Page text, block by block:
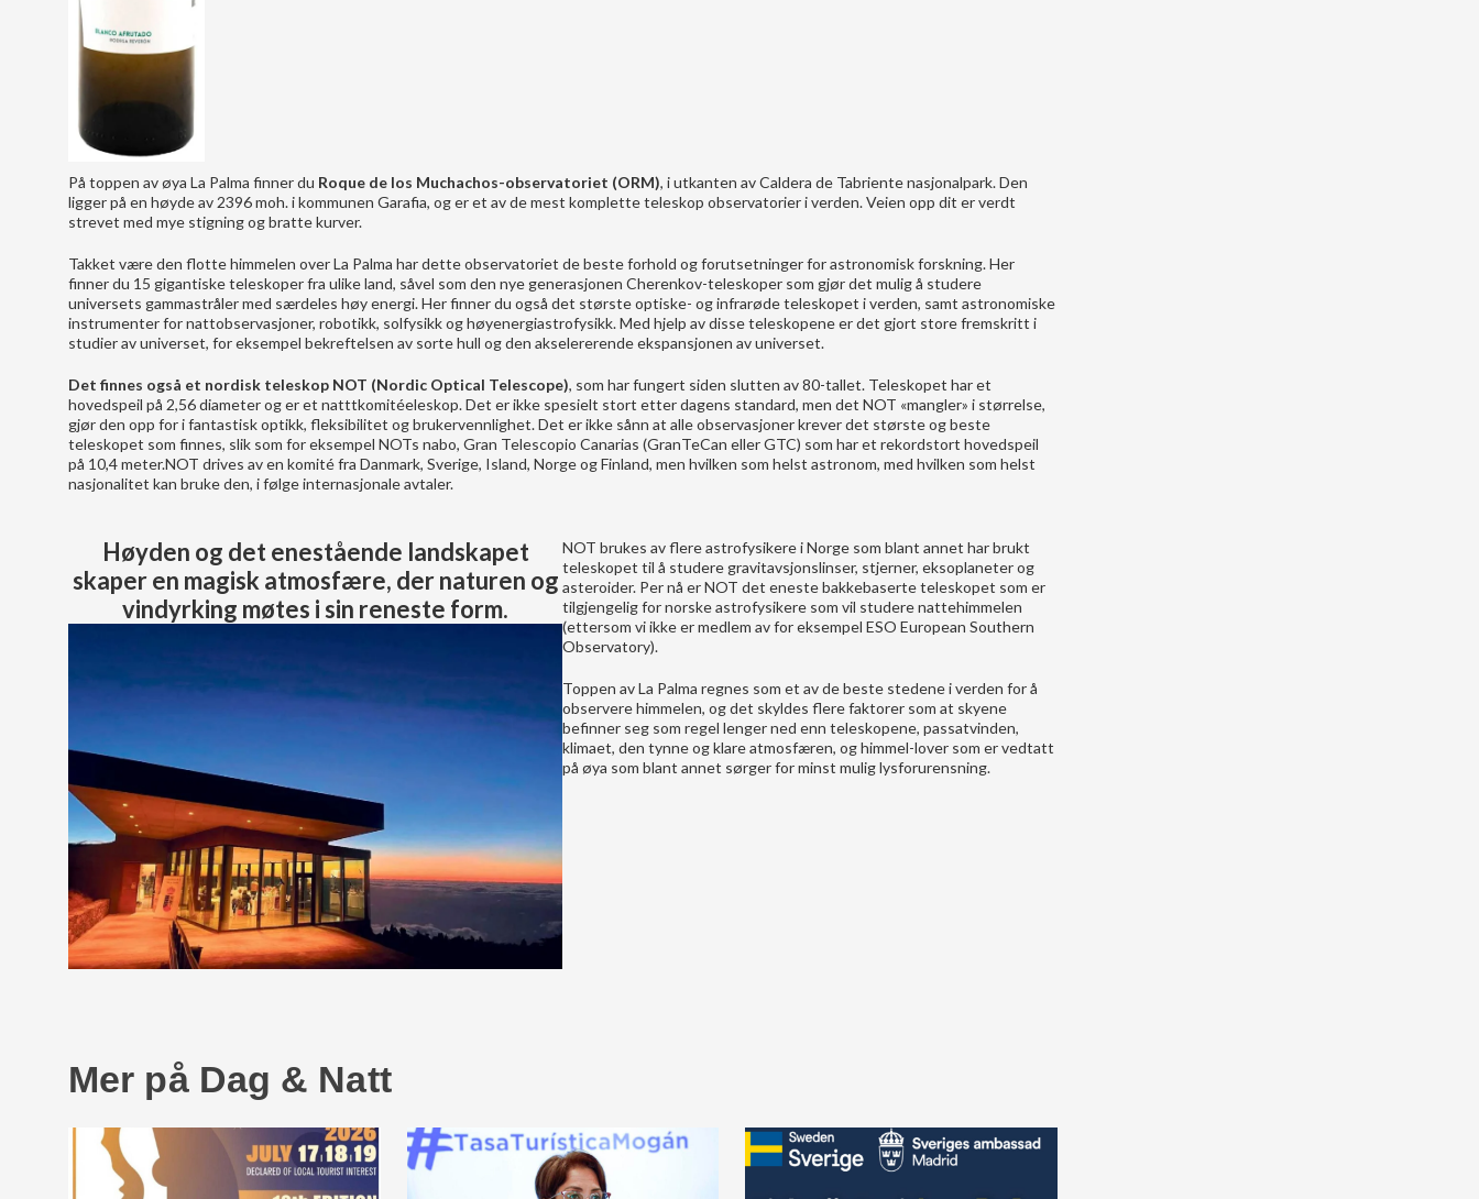
På toppen av øya La Palma finner du Roque de los Muchachos-observatoriet (ORM), i utkanten av Caldera de Tabriente nasjonalpark. Den
ligger på en høyde av 2396 moh. i kommunen Garafia, og er et av de mest komplette teleskop observatorier i verden. Veien opp dit er verdt
strevet med mye stigning og bratte kurver.
Takket være den flotte himmelen over La Palma har dette observatoriet de beste forhold og forutsetninger for astronomisk forskning. Her
finner du 15 gigantiske teleskoper fra ulike land, såvel som den nye generasjonen Cherenkov-teleskoper som gjør det mulig å studere
universets gammastråler med særdeles høy energi. Her finner du også det største optiske- og infrarøde teleskopet i verden, samt astronomiske
instrumenter for nattobservasjoner, robotikk, solfysikk og høyenergiastrofysikk. Med hjelp av disse teleskopene er det gjort store fremskritt i
studier av universet, for eksempel bekreftelsen av sorte hull og den akselererende ekspansjonen av universet.
Det finnes også et nordisk teleskop NOT (Nordic Optical Telescope), som har fungert siden slutten av 80-tallet. Teleskopet har et
hovedspeil på 2,56 diameter og er et natttkomitéeleskop. Det er ikke spesielt stort etter dagens standard, men det NOT «mangler» i størrelse,
gjør den opp for i fantastisk optikk, fleksibilitet og brukervennlighet. Det er ikke sånn at alle observasjoner krever det største og beste
teleskopet som finnes, slik som for eksempel NOTs nabo, Gran Telescopio Canarias (GranTeCan eller GTC) som har et rekordstort hovedspeil
på 10,4 meter.NOT drives av en komité fra Danmark, Sverige, Island, Norge og Finland, men hvilken som helst astronom, med hvilken som helst
nasjonalitet kan bruke den, i følge internasjonale avtaler.
Høyden og det enestående landskapet
skaper en magisk atmosfære, der naturen og
vindyrking møtes i sin reneste form.
NOT brukes av flere astrofysikere i Norge som blant annet har brukt
teleskopet til å studere gravitavsjonslinser, stjerner, eksoplaneter og
asteroider. Per nå er NOT det eneste bakkebaserte teleskopet som er
tilgjengelig for norske astrofysikere som vil studere nattehimmelen
(ettersom vi ikke er medlem av for eksempel ESO European Southern
Observatory).
Toppen av La Palma regnes som et av de beste stedene i verden for å
observere himmelen, og det skyldes flere faktorer som at skyene
befinner seg som regel lenger ned enn teleskopene, passatvinden,
klimaet, den tynne og klare atmosfæren, og himmel-lover som er vedtatt
på øya som blant annet sørger for minst mulig lysforurensning.
Mer på Dag & Natt